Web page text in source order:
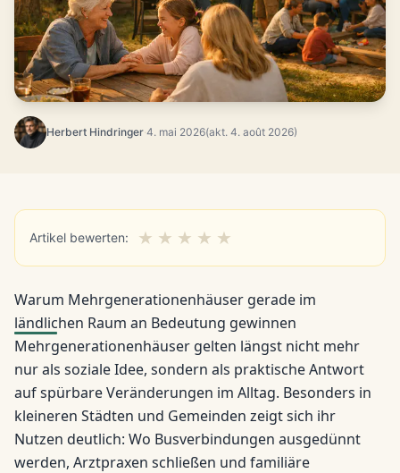
Herbert Hindringer·4. mai 2026(akt. 4. août 2026)
Artikel bewerten: ★ ★ ★ ★ ★
Warum Mehrgenerationenhäuser gerade im
ländlichen Raum an Bedeutung gewinnen
Mehrgenerationenhäuser gelten längst nicht mehr
nur als soziale Idee, sondern als praktische Antwort
auf spürbare Veränderungen im Alltag. Besonders in
kleineren Städten und Gemeinden zeigt sich ihr
Nutzen deutlich: Wo Busverbindungen ausgedünnt
werden, Arztpraxen schließen und familiäre